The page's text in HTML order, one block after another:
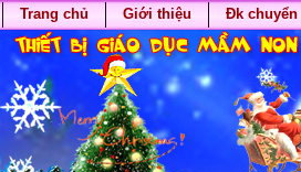
Trang chủ Giới thiệu Đk